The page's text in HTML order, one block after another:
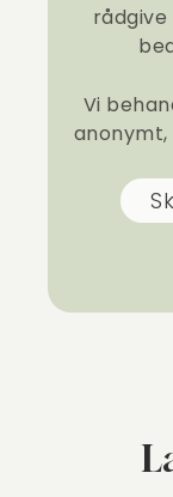
rådgive
Vi
anonymt,